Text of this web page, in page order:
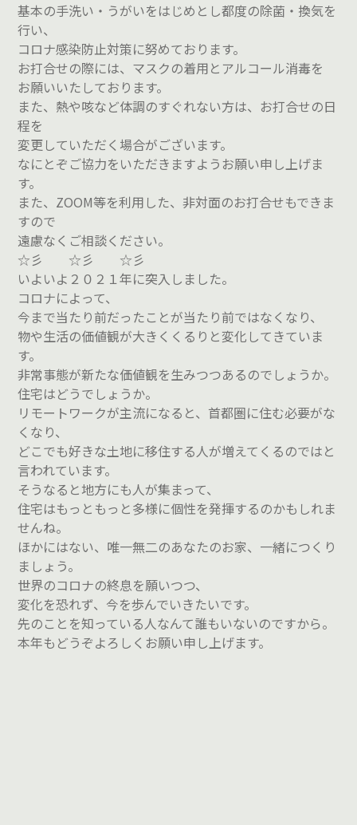
基本の手洗い・うがいをはじめとし都度の除菌・換気を
行い、
コロナ感染防止対策に努めております。
お打合せの際には、マスクの着用とアルコール消毒を
お願いいたしております。
また、熱や咳など体調のすぐれない方は、お打合せの日
程を
変更していただく場合がございます。
なにとぞご協力をいただきますようお願い申し上げま
す。
また、ZOOM等を利用した、非対面のお打合せもできま
すので
遠慮なくご相談ください。
☆彡 ☆彡 ☆彡
いよいよ２０２１年に突入しました。
コロナによって、
今まで当たり前だったことが当たり前ではなくなり、
物や生活の価値観が大きくくるりと変化してきていま
す。
非常事態が新たな価値観を生みつつあるのでしょうか。
住宅はどうでしょうか。
リモートワークが主流になると、首都圏に住む必要がな
くなり、
どこでも好きな土地に移住する人が増えてくるのではと
言われています。
そうなると地方にも人が集まって、
住宅はもっともっと多様に個性を発揮するのかもしれま
せんね。
ほかにはない、唯一無二のあなたのお家、一緒につくり
ましょう。
世界のコロナの終息を願いつつ、
変化を恐れず、今を歩んでいきたいです。
先のことを知っている人なんて誰もいないのですから。
本年もどうぞよろしくお願い申し上げます。